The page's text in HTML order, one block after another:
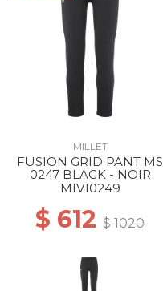
MILLET
FUSION GRID PANT MS
0247 BLACK - NOIR
MIV10249
$ 612 $ 1020